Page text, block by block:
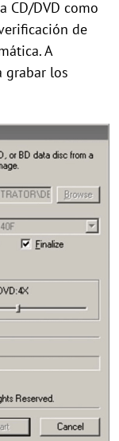
CD/DVD como
de
A
grabar los